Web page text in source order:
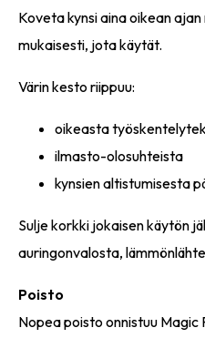
Koveta kynsi aina oikean
mukaisesti, jota käytät.
Värin kesto riippuu:
oikeasta
ilmasto-olosuhteista
kynsien altistumisesta
Sulje korkki jokaisen käytön
auringonvalosta,
Poisto
Nopea poisto onnistuu